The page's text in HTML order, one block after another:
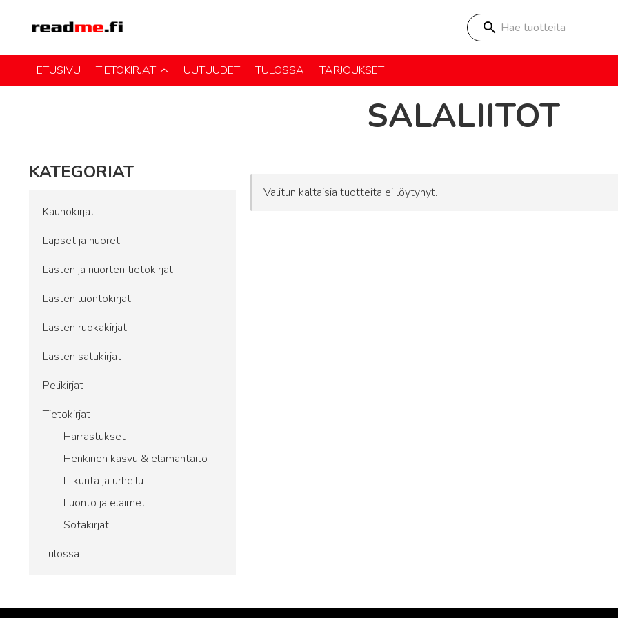
Hae tuotteita
ETUSIVU TIETOKIRJAT UUTUUDET TULOSSA TARJOUKSET
SALALIITOT
KATEGORIAT
Kaunokirjat
Lapset ja nuoret
Lasten ja nuorten tietokirjat
Lasten luontokirjat
Lasten ruokakirjat
Lasten satukirjat
Pelikirjat
Tietokirjat
Harrastukset
Henkinen kasvu & elämäntaito
Liikunta ja urheilu
Luonto ja eläimet
Sotakirjat
Tulossa
Valitun kaltaisia tuotteita ei löytynyt.